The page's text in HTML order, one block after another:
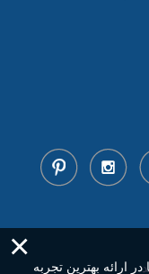
×
ارائه بهترین تجربه